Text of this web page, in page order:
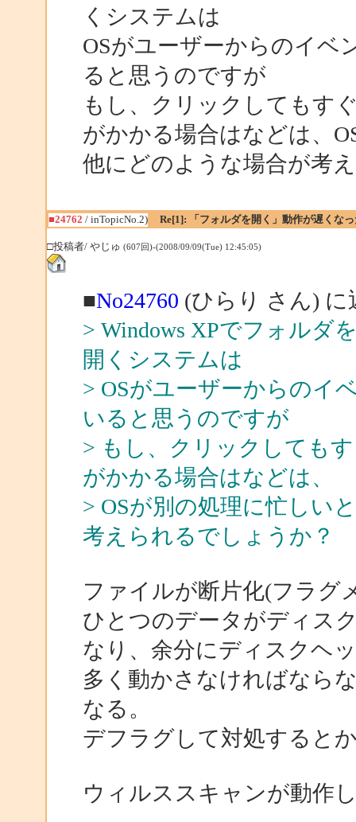
くシステムは
OSがユーザーからのイベ
ると思うのですが
もし、クリックしてもす
がかかる場合はなどは、
他にどのような場合が考
■24762 / inTopicNo.2) Re[1]: 「フォルダを開く」動作が遅くなっ
□投稿者/ やじゅ (607回)-(2008/09/09(Tue) 12:45:05)
■No24760 (ひらり さん) に
> Windows XPでフォルダ
開くシステムは
> OSがユーザーからのイ
いると思うのですが
> もし、クリックしても
がかかる場合はなどは、
> OSが別の処理に忙しい
考えられるでしょうか？
ファイルが断片化(フラグ
ひとつのデータがディス
なり、余分にディスクヘ
多く動かさなければなら
なる。
デフラグして対処すると
ウィルススキャンが動作